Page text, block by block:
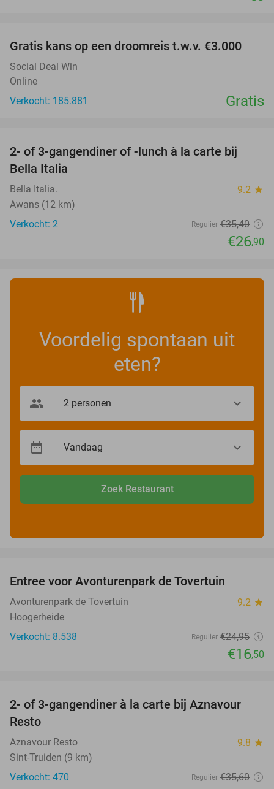
Gratis kans op een droomreis t.w.v. €3.000
Social Deal Win
Online
Verkocht: 185.881
Gratis
24%
TODAY
2- of 3-gangendiner of -lunch à la carte bij
Bella Italia
Bella Italia. 9.2 star
Awans (12 km)
Verkocht: 2
Regulier €35,40
€26,90
Voordelig spontaan uit
eten?
Zoek Restaurant
Entree voor Avonturenpark de Tovertuin
Avonturenpark de Tovertuin 9.2 star
Hoogerheide
Verkocht: 8.538
Regulier €24,95
€16,50
31%
2- of 3-gangendiner à la carte bij Aznavour
Resto
Aznavour Resto 9.8 star
Sint-Truiden (9 km)
Verkocht: 470
Regulier €35,60